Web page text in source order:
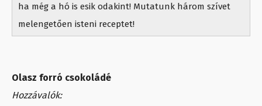
ha még a hó is esik odakint! Mutatunk három szívet
melengetően isteni receptet!
Olasz forró csokoládé
Hozzávalók: